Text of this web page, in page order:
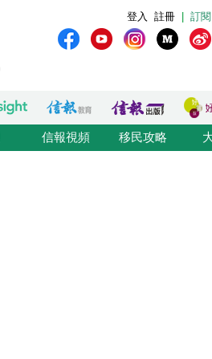
訂
註冊
登入
信報視頻 移民攻略